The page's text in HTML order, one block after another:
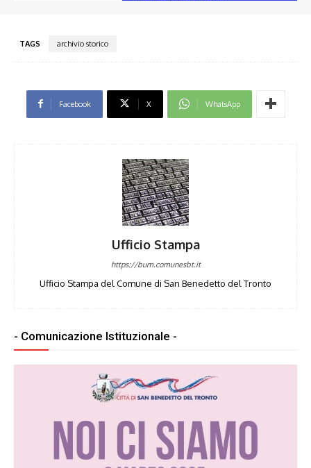
TAGS archivio storico
Facebook X WhatsApp
Ufficio Stampa
https://bum.comunesbt.it
Ufficio Stampa del Comune di San Benedetto del Tronto
- Comunicazione Istituzionale -